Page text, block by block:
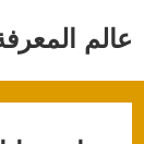
عالم